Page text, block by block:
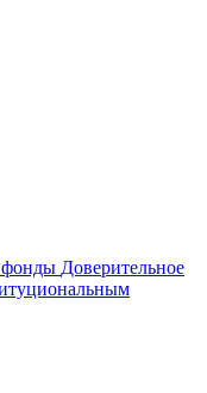
фонды Доверительное